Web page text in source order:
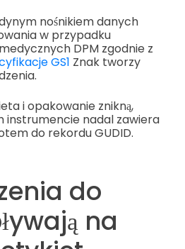
nośnikiem danych
w przypadku
DPM zgodnie z
GS1 Znak tworzy
i opakowanie znikną,
instrumencie nadal zawiera
do rekordu GUDID.
do
na